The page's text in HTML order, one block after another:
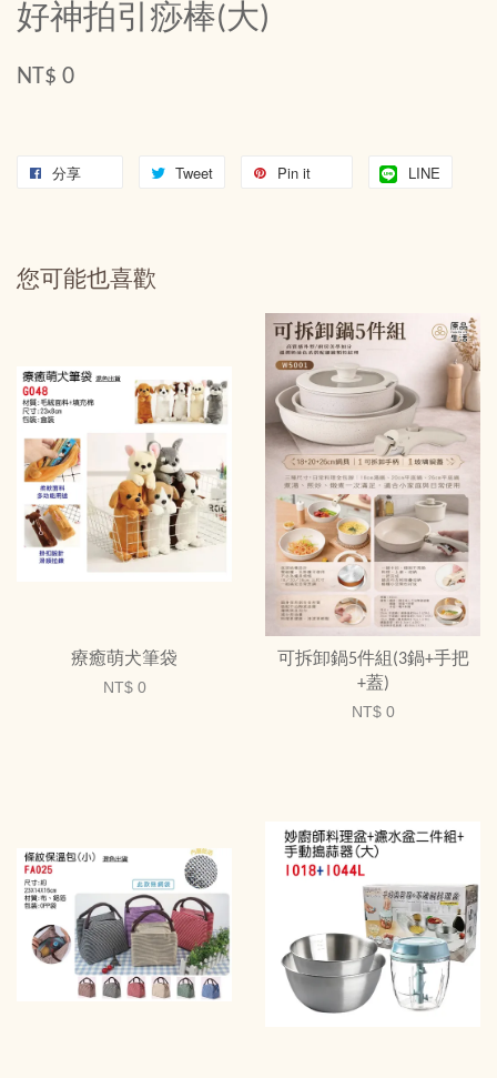
好神拍引痧棒(大)
NT$ 0
分享 Tweet Pin it LINE
您可能也喜歡
療癒萌犬筆袋
NT$ 0
可拆卸鍋5件組(3鍋+手把
+蓋)
NT$ 0